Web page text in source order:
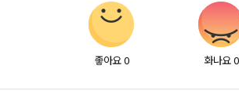
좋아요 0 화나요 0